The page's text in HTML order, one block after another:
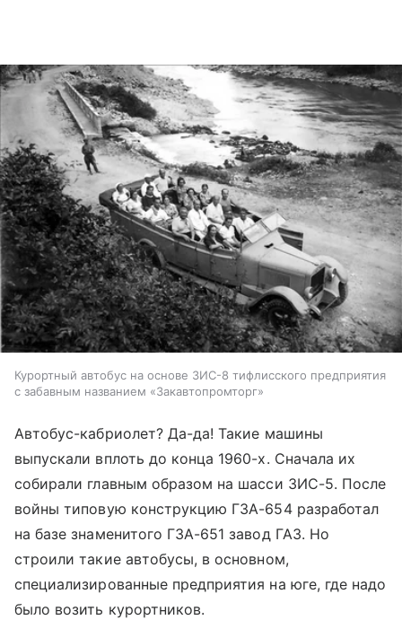
Курортный автобус на основе ЗИС-8 тифлисского предприятия
с забавным названием «Закавтопромторг»
Автобус-кабриолет? Да-да! Такие машины
выпускали вплоть до конца 1960-х. Сначала их
собирали главным образом на шасси ЗИС-5. После
войны типовую конструкцию ГЗА-654 разработал
на базе знаменитого ГЗА-651 завод ГАЗ. Но
строили такие автобусы, в основном,
специализированные предприятия на юге, где надо
было возить курортников.